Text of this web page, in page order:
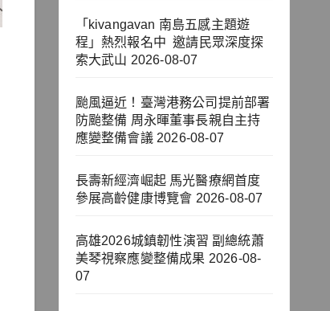
「kivangavan 南島五感主題遊
程」熱烈報名中 邀請民眾深度探
索大武山 2026-08-07
颱風逼近！臺灣港務公司提前部署
防颱整備 周永暉董事長親自主持
應變整備會議 2026-08-07
長壽新經濟崛起 馬光醫療網首度
參展高齡健康博覽會 2026-08-07
高雄2026城鎮韌性演習 副總統蕭
美琴視察應變整備成果 2026-08-
07